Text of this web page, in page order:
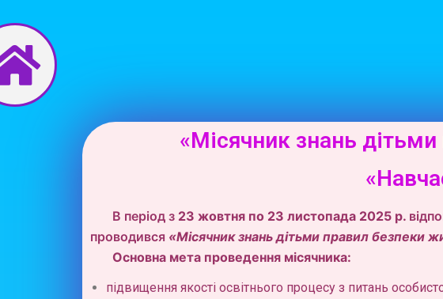
вмісту
«Місячник знань
В період з 23 жовтня по 23 листопада 2025 р.
проводився «Місячник знань дітьми правил безпеки
Основна мета проведення місячника:
підвищення якості освітнього процесу з питань